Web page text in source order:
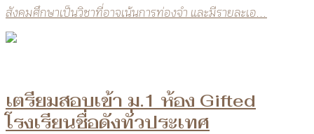
สังคมศึกษาเป็นวิชาที่อาจเน้นการท่องจำ และมีรายละเอ...
เตรียมสอบเข้า ม.1 ห้อง Gifted
โรงเรียนชื่อดังทั่วประเทศ